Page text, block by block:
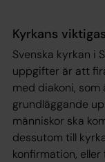
Kyrkans
Svenska kyrkan i
uppgifter är att
med diakoni, som
grundläggande
människor ska
dessutom till
konfirmation,